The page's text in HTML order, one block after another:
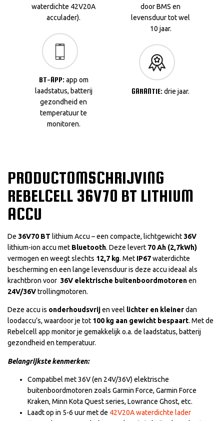
waterdichte 42V20A
acculader).
BT-APP: app om
laadstatus, batterij
gezondheid en
temperatuur te
monitoren.
door BMS en
levensduur tot wel
10 jaar.
GARANTIE: drie jaar.
PRODUCTOMSCHRIJVING
REBELCELL 36V70 BT LITHIUM
ACCU
De 36V70 BT lithium Accu – een compacte, lichtgewicht 36V
lithium-ion accu met Bluetooth. Deze levert 70 Ah (2,7kWh)
vermogen en weegt slechts 12,7 kg. Met IP67waterdichte
bescherming en een lange levensduur is deze accu ideaal als
krachtbron voor 36V elektrische buitenboordmotorenen
24V/36Vtrollingmotoren.
Deze accu is onderhoudsvrijen veel lichter en kleinerdan
loodaccu’s, waardoor je tot 100 kg aan gewicht bespaart. Met de
Rebelcell app monitor je gemakkelijk o.a. de laadstatus, batterij
gezondheid en temperatuur.
Belangrijkste kenmerken:
Compatibel met 36V (en 24V/36V) elektrische
buitenboordmotoren zoals Garmin Force, Garmin Force
Kraken, Minn Kota Quest series, Lowrance Ghost, etc.
Laadt op in 5-6 uur met de 42V20A waterdichte lader